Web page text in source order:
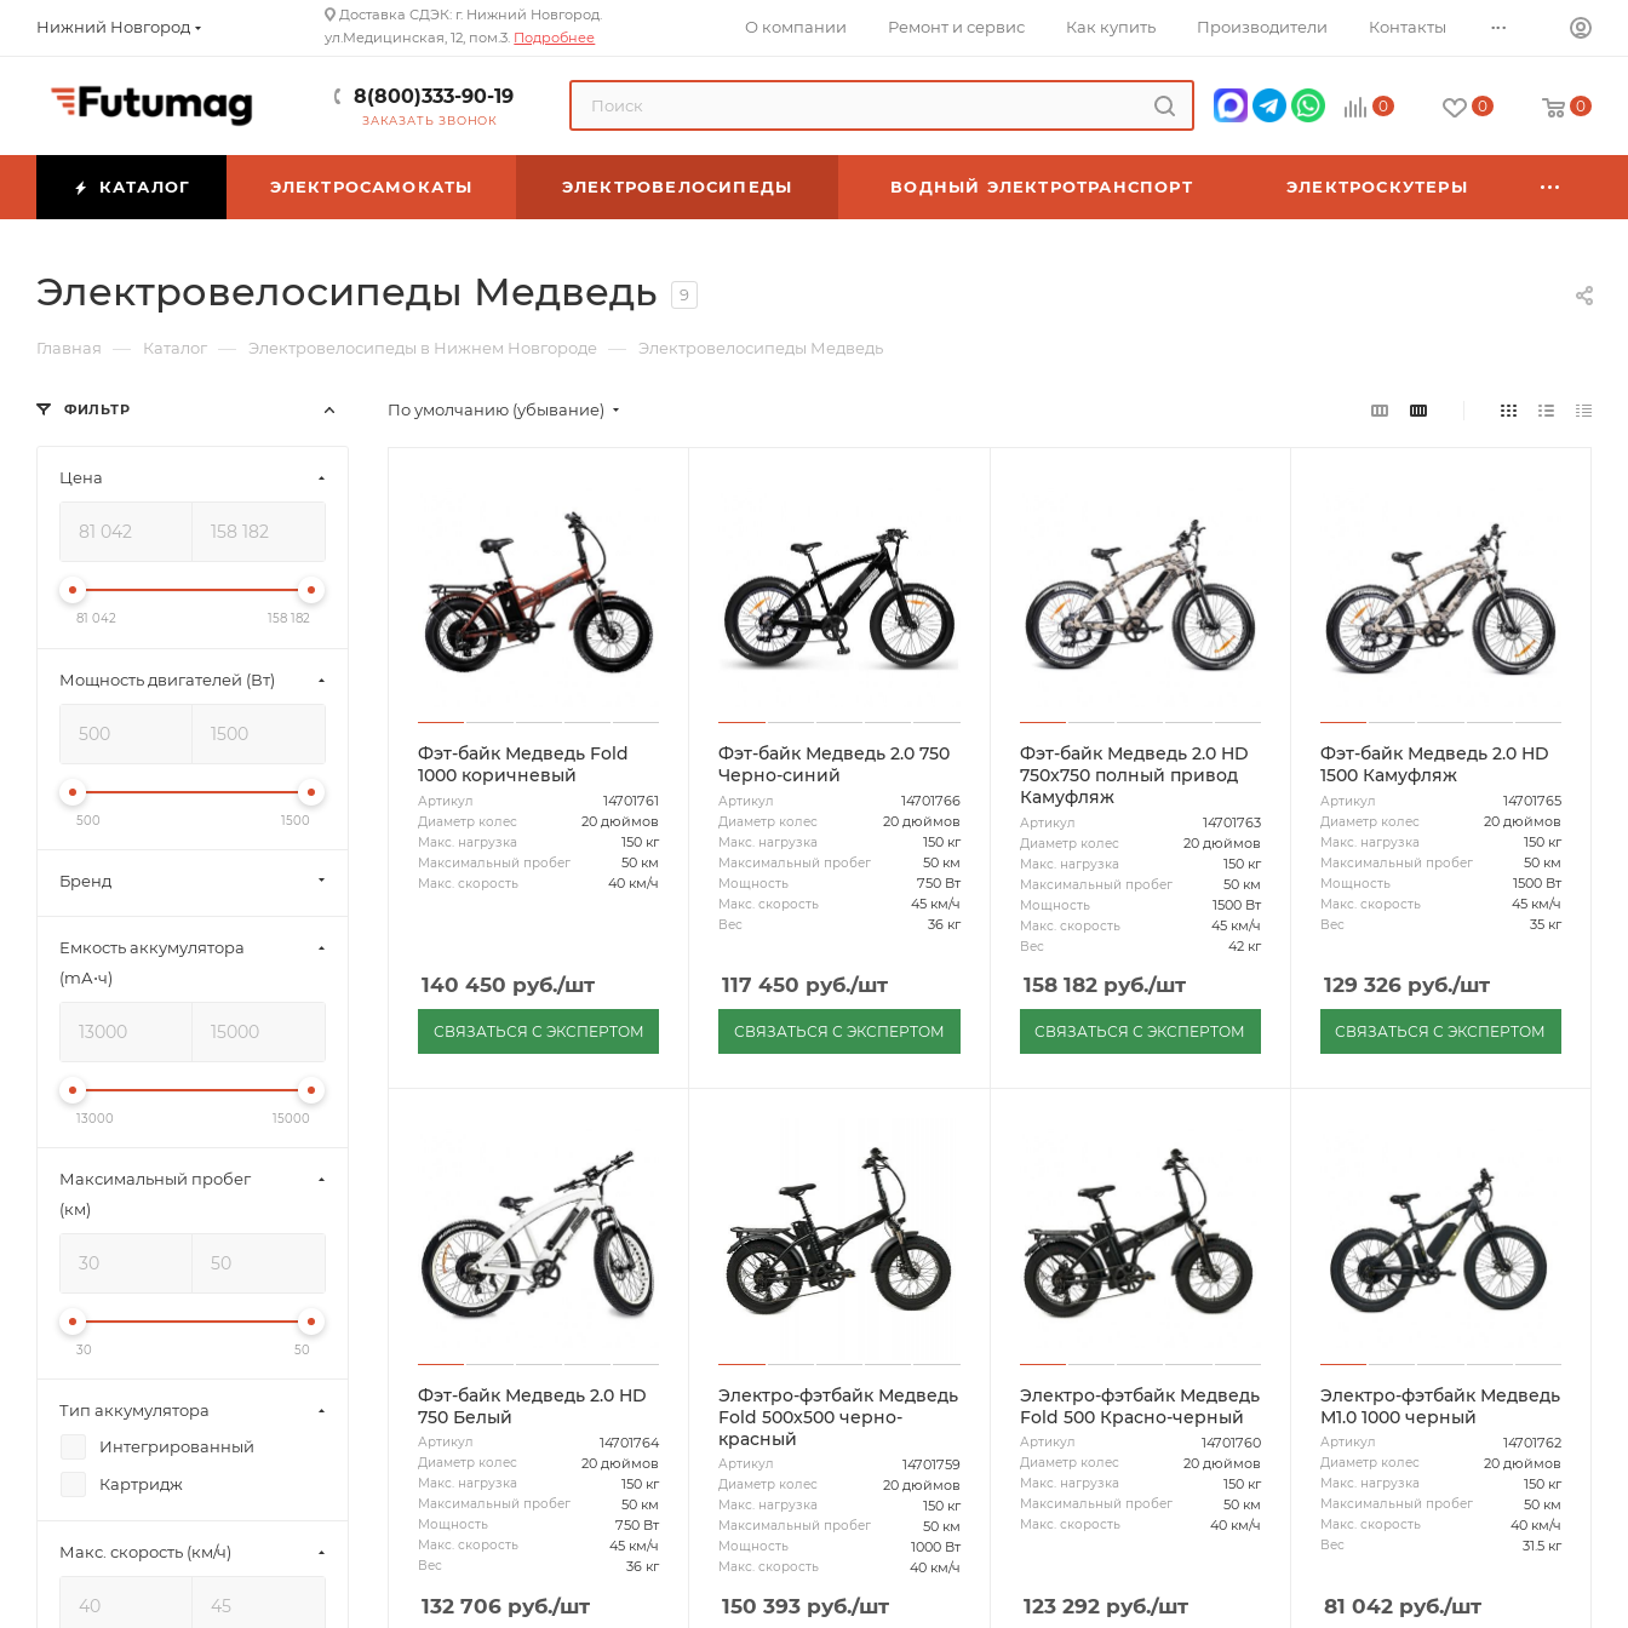
Нижний Новгород
Доставка СДЭК: г. Нижний Новгород.
ул.Медицинская, 12, пом.3. Подробнее
О компании Ремонт и сервис Как купить Производители Контакты ...
8(800)333-90-19
ЗАКАЗАТЬ ЗВОНОК
0 0 0
КАТАЛОГ ЭЛЕКТРОСАМОКАТЫ ЭЛЕКТРОВЕЛОСИПЕДЫ ВОДНЫЙ ЭЛЕКТРОТРАНСПОРТ ЭЛЕКТРОСКУТЕРЫ
Электровелосипеды Медведь 9
Главная — Каталог — Электровелосипеды в Нижнем Новгороде — Электровелосипеды Медведь
По умолчанию (убывание)
Фэт-байк Медведь Fold
1000 коричневый
Артикул 14701761
Диаметр колес 20 дюймов
Макс. нагрузка 150 кг
Максимальный пробег 50 км
Макс. скорость 40 км/ч
140 450 руб./шт
СВЯЗАТЬСЯ С ЭКСПЕРТОМ
Фэт-байк Медведь 2.0 750
Черно-синий
Артикул 14701766
Диаметр колес 20 дюймов
Макс. нагрузка 150 кг
Максимальный пробег 50 км
Мощность 750 Вт
Макс. скорость 45 км/ч
Вес 36 кг
117 450 руб./шт
СВЯЗАТЬСЯ С ЭКСПЕРТОМ
Фэт-байк Медведь 2.0 HD
750x750 полный привод
Камуфляж
Артикул 14701763
Диаметр колес 20 дюймов
Макс. нагрузка 150 кг
Максимальный пробег 50 км
Мощность 1500 Вт
Макс. скорость 45 км/ч
Вес 42 кг
158 182руб./шт
СВЯЗАТЬСЯ С ЭКСПЕРТОМ
Фэт-байк Медведь 2.0 HD
1500 Камуфляж
Артикул 14701765
Диаметр колес 20 дюймов
Макс. нагрузка 150 кг
Максимальный пробег 50 км
Мощность 1500 Вт
Макс. скорость 45 км/ч
Вес 35 кг
129 326руб./шт
СВЯЗАТЬСЯ С ЭКСПЕРТОМ
Фэт-байк Медведь 2.0 HD
750 Белый
Артикул 14701764
Диаметр колес 20 дюймов
Макс. нагрузка 150 кг
Максимальный пробег 50 км
Мощность 750 Вт
Макс. скорость 45 км/ч
Вес 36 кг
132 706 руб./шт
Электро-фэтбайк Медведь
Fold 500x500 черно-
красный
Артикул 14701759
Диаметр колес 20 дюймов
Макс. нагрузка 150 кг
Максимальный пробег 50 км
Мощность 1000 Вт
Макс. скорость 40 км/ч
150 393 руб./шт
Электро-фэтбайк Медведь
Fold 500 Красно-черный
Артикул 14701760
Диаметр колес 20 дюймов
Макс. нагрузка 150 кг
Максимальный пробег 50 км
Макс. скорость 40 км/ч
123 292руб./шт
Электро-фэтбайк Медведь
М1.0 1000 черный
Артикул 14701762
Диаметр колес 20 дюймов
Макс. нагрузка 150 кг
Максимальный пробег 50 км
Макс. скорость 40 км/ч
Вес 31.5 кг
81 042руб./шт
ФИЛЬТР
Цена
81 042 158 182
Мощность двигателей (Вт)
500 1500
Бренд
Емкость аккумулятора
(mА⋅ч)
13000 15000
Максимальный пробег
(км)
30 50
Тип аккумулятора
Интегрированный
Картридж
Макс. скорость (км/ч)